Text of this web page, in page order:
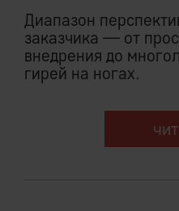
Диапазон
заказчика — от
внедрения до
гирей на ногах.